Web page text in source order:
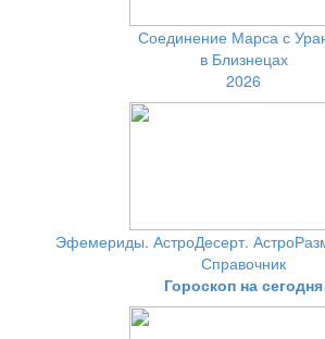
Соединение Марса с
в Близнецах
2026
Эфемериды. АстроДесерт.
Справочник
Гороскоп на сегодня